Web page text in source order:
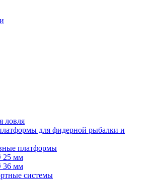
ловля
для фидерной рыбалки и
платформы
25 мм
36 мм
системы